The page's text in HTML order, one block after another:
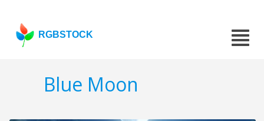
RGBSTOCK
Blue Moon